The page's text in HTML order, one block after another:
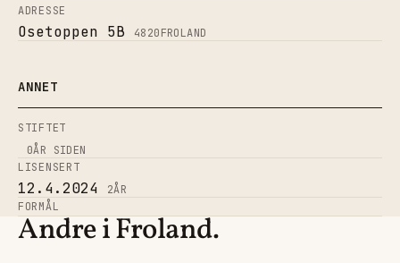
ADRESSE
Osetoppen 5B 4820FROLAND
ANNET
STIFTET
0ÅR SIDEN
LISENSERT
12.4.2024 2ÅR
FORMÅL
Andre i Froland.